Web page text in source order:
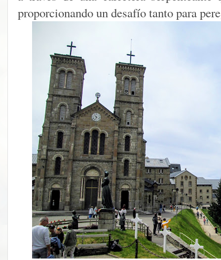
proporcionando un desafío tanto para